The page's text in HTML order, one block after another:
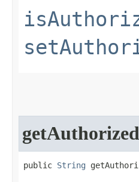
public String